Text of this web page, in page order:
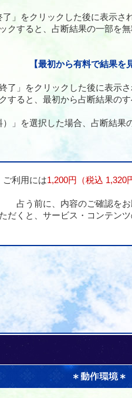
了」をクリックした後に表示
クすると、占断結果の一部を無
【最初から有料で結果を
了」をクリックした後に表示
すると、最初から占断結果のす
」を選択した場合、占断結果
ご利用には1,200円（税込 1,320
占う前に、内容のご確認をお
だくと、サービス・コンテン